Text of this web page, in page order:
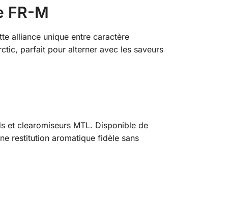
FR-M
alliance unique entre caractère
parfait pour alterner avec les saveurs
et clearomiseurs MTL. Disponible de
restitution aromatique fidèle sans